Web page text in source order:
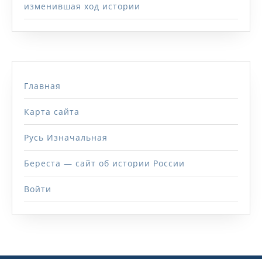
изменившая ход истории
Главная
Карта сайта
Русь Изначальная
Береста — сайт об истории России
Войти